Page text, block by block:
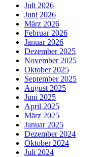
Juli 2026
Juni 2026
März 2026
Februar 2026
Januar 2026
Dezember 2025
November 2025
Oktober 2025
September 2025
August 2025
Juni 2025
April 2025
März 2025
Januar 2025
Dezember 2024
Oktober 2024
Juli 2024